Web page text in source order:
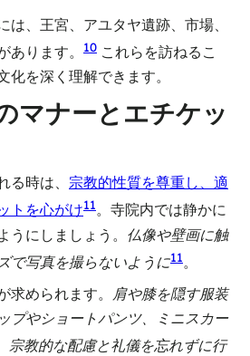
は、王宮、アユタヤ遺跡、市場、
あります。
10 これらを訪ねるこ
化を深く理解できます。
マナーとエチケッ
る時は、 宗教的性質を尊重し、適
トを心がけ11。寺院内では静かに
うにしましょう。 仏像や壁画に触
で写真を撮らないように11。
求められます。 肩や膝を隠す服装
プやショートパンツ、ミニスカー
宗教的な配慮と礼儀を忘れずに行